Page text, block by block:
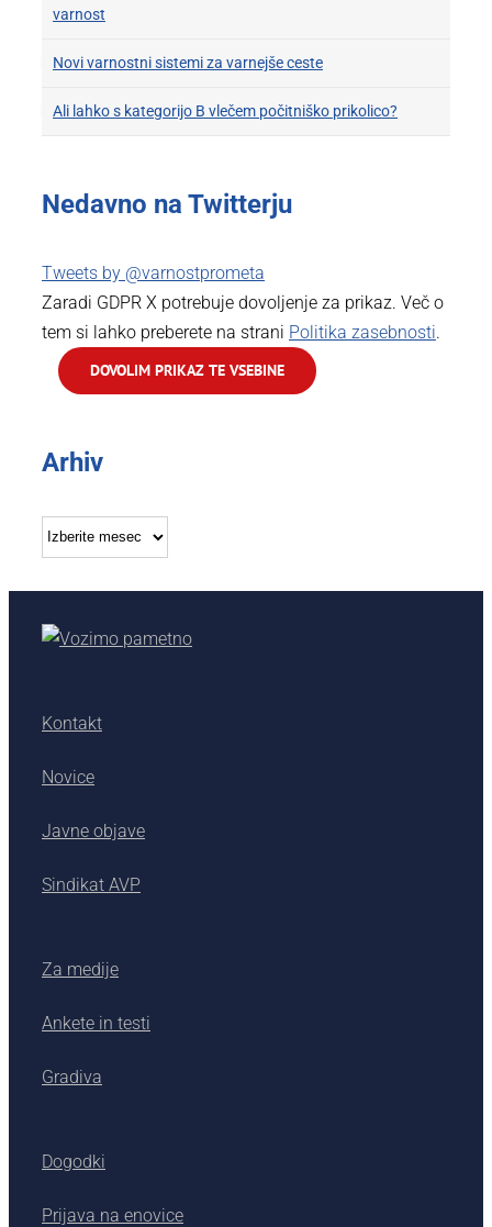
varnost
Novi varnostni sistemi za varnejše ceste
Ali lahko s kategorijo B vlečem počitniško prikolico?
Nedavno na Twitterju
Tweets by @varnostprometa
Zaradi GDPR X potrebuje dovoljenje za prikaz. Več o
tem si lahko preberete na strani Politika zasebnosti.
DOVOLIM PRIKAZ TE VSEBINE
Arhiv
Arhiv
Kontakt
Novice
Javne objave
Sindikat AVP
Za medije
Ankete in testi
Gradiva
Dogodki
Prijava na enovice